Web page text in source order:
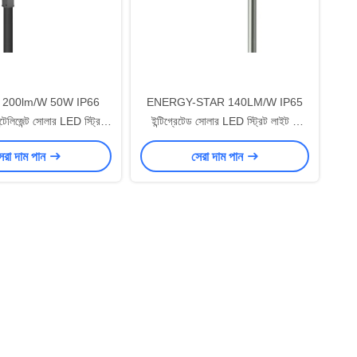
200lm/W 50W IP66
সোলার LED স্ট্রিট
CB CE SAA অনুমোদিত
বহিরঙ্গন আলো
দাম পান
ENERGY-STAR 140LM/W IP65
ইন্টিগ্রেটেড সোলার LED স্ট্রিট লাইট 5
বছরের ওয়ারেন্টি
সেরা দাম পান